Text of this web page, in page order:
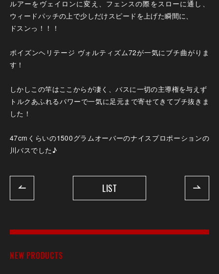
ルアーをヴェイロンに変え、フェンスの際をスローに通し、
ウィードパッチの上で少しだけスピードを上げた瞬間に、
ドスンっ！！！
ポイズンヘリテージ ヴォルティズム72が一気にブチ曲がりま
す！
しかしこの竿はここからが凄く、バスに一切の主導権を与えず
トルクあふれるパワーで一気に足元まで寄せてきてブチ抜きま
した！
47cmくらいの1500グラムオーバーのナイスプロポーションの
川バスでした♪
LIST
NEW PRODUCTS